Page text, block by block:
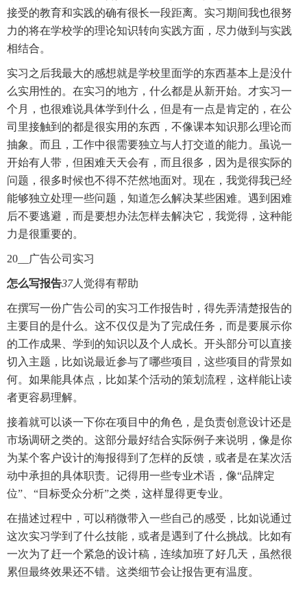
接受的教育和实践的确有很长一段距离。实习期间我也很努
力的将在学校学的理论知识转向实践方面，尽力做到与实践
相结合。
实习之后我最大的感想就是学校里面学的东西基本上是没什
么实用性的。在实习的地方，什么都是从新开始。才实习一
个月，也很难说具体学到什么，但是有一点是肯定的，在公
司里接触到的都是很实用的东西，不像课本知识那么理论而
抽象。而且，工作中很需要独立与人打交道的能力。虽说一
开始有人带，但困难天天会有，而且很多，因为是很实际的
问题，很多时候也不得不茫然地面对。现在，我觉得我已经
能够独立处理一些问题，知道怎么解决某些困难。遇到困难
后不要逃避，而是要想办法怎样去解决它，我觉得，这种能
力是很重要的。
20__广告公司实习
怎么写报告37人觉得有帮助
在撰写一份广告公司的实习工作报告时，得先弄清楚报告的
主要目的是什么。这不仅仅是为了完成任务，而是要展示你
的工作成果、学到的知识以及个人成长。开头部分可以直接
切入主题，比如说最近参与了哪些项目，这些项目的背景如
何。如果能具体点，比如某个活动的策划流程，这样能让读
者更容易理解。
接着就可以谈一下你在项目中的角色，是负责创意设计还是
市场调研之类的。这部分最好结合实际例子来说明，像是你
为某个客户设计的海报得到了怎样的反馈，或者是在某次活
动中承担的具体职责。记得用一些专业术语，像“品牌定
位”、“目标受众分析”之类，这样显得更专业。
在描述过程中，可以稍微带入一些自己的感受，比如说通过
这次实习学到了什么技能，或者是遇到了什么挑战。比如有
一次为了赶一个紧急的设计稿，连续加班了好几天，虽然很
累但最终效果还不错。这类细节会让报告更有温度。